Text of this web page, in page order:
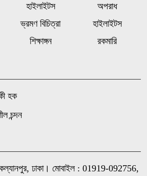
রাষ্ট্রের গুরুত্বপূর্ণ ব্যক্তিদের নিয়ে
অপপ্রচারের বিরুদ্ধে সতর্ক করল পুলিশ
নওগাঁয় মাছের সাথে শত্রুতা, ৮ লাখ টাকার
যুগ্ম আহ্বায়ককে শোকজ
হাইলাইটস
অপরাধ
ভ্রমণ বিচিত্রা
হাইলাইটস
শিক্ষাঙ্গন রকমারি
হক
চন্দন
কল্যানপুর, ঢাকা। মোবাইল : 01919-092756,